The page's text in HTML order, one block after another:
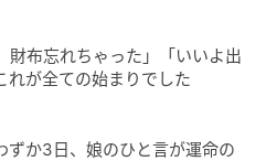
象を変えて、肩周りを出
肌見せを楽しみました。 産
友人から『まだ体型が戻
してるでしょ？』と思わ
驚かせたくて（笑）
布忘れちゃった」「いいよ出
れが全ての始まりでした
ずか3日、娘のひと言が運命の